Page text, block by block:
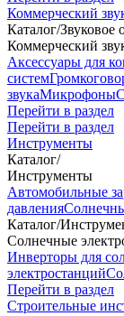
Коммерческий
Каталог/Звуковое
Коммерческий
Аксессуары для
систем
звукаМикрофоны
Перейти в раздел
Перейти в раздел
Инструменты
Каталог/
Инструменты
Автомобильные
давления
Каталог/
Солнечные
Инверторы для
электростанций
Перейти в раздел
Строительные